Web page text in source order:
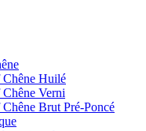
Chêne Huilé
Verni
Brut Pré-Poncé